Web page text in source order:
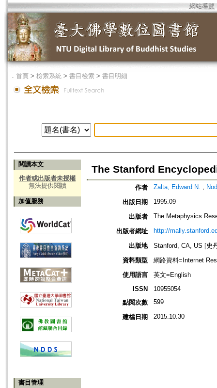
網站導覽
． 首頁 > 檢索系統 > 書目檢索 > 書目明細
閱讀本文
作者或出版者未授權
無法提供閱讀
加值服務
書目管理
The Stanford
作者 Zalta, Edward N. ;
出版日期 1995.09
出版者 The Metaphysics
出版者網址 http://
出版地
Stanford, CA, US [史
資料類型
網路資料=Internet
使用語言
英文=English
ISSN
10955054
點閱次數
599
建檔日期 2015.10.30